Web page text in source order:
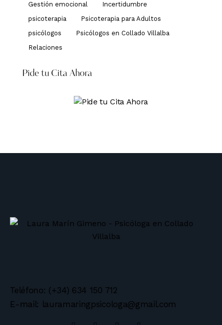
Gestión emocional
Incertidumbre
psicoterapia
Psicoterapia para Adultos
psicólogos
Psicólogos en Collado Villalba
Relaciones
Pide tu Cita Ahora
Teléfono: (+34) 634 150 712
E-mail: lauramaringpsicologa@gmail.com